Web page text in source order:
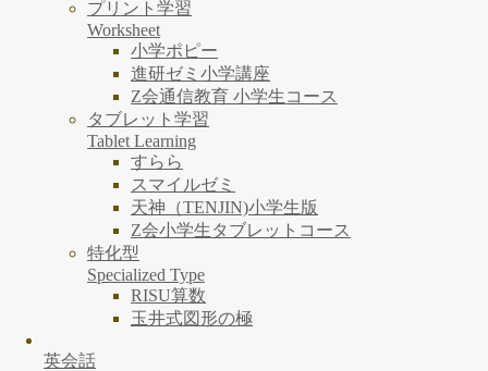
プリント学習
Worksheet
小学ポピー
進研ゼミ小学講座
Z会通信教育 小学生コース
タブレット学習
Tablet Learning
すらら
スマイルゼミ
天神（TENJIN)小学生版
Z会小学生タブレットコース
特化型
Specialized Type
RISU算数
玉井式図形の極
英会話